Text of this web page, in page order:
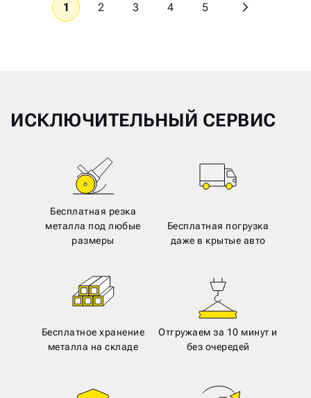
1 2 3 4 5
ИСКЛЮЧИТЕЛЬНЫЙ СЕРВИС
Бесплатная резка
металла под любые
размеры
Бесплатная погрузка
даже в крытые авто
Бесплатное хранение
металла на складе
Отгружаем за 10 минут и
без очередей